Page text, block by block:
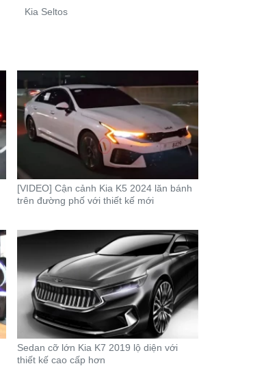
Kia Seltos
[VIDEO] Cận cảnh Kia K5 2024 lăn bánh
trên đường phố với thiết kế mới
Sedan cỡ lớn Kia K7 2019 lộ diện với
thiết kế cao cấp hơn